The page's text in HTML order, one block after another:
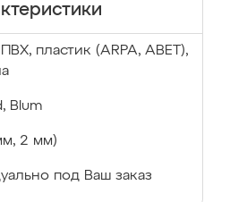
пластик (ARPA, ABET),
Blum
2 мм)
под Ваш заказ